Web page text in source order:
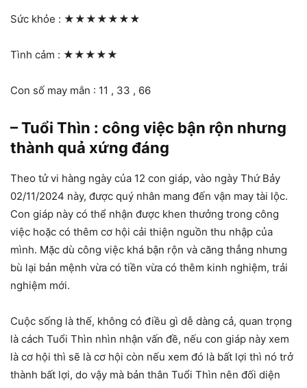
Sức khỏe : ★★★★★★★
Tình cảm : ★★★★★
Con số may mắn : 11 , 33 , 66
– Tuổi Thìn : công việc bận rộn nhưng
thành quả xứng đáng
Theo tử vi hàng ngày của 12 con giáp, vào ngày Thứ Bảy
02/11/2024 này, được quý nhân mang đến vận may tài lộc.
Con giáp này có thể nhận được khen thưởng trong công
việc hoặc có thêm cơ hội cải thiện nguồn thu nhập của
mình. Mặc dù công việc khá bận rộn và căng thẳng nhưng
bù lại bản mệnh vừa có tiền vừa có thêm kinh nghiệm, trải
nghiệm mới.
Cuộc sống là thế, không có điều gì dễ dàng cả, quan trọng
là cách Tuổi Thìn nhìn nhận vấn đề, nếu con giáp này xem
là cơ hội thì sẽ là cơ hội còn nếu xem đó là bất lợi thì nó trở
thành bất lợi, do vậy mà bản thân Tuổi Thìn nên đối diện